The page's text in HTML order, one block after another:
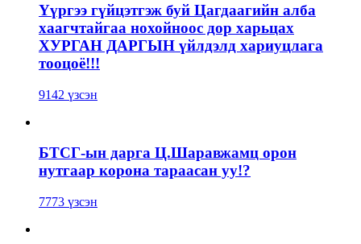
Үүргээ гүйцэтгэж буй Цагдаагийн алба
хаагчтайгаа нохойноос дор харьцах
ХУРГАН ДАРГЫН үйлдэлд хариуцлага
тооцоё!!!
9142 үзсэн
БТСГ-ын дарга Ц.Шаравжамц орон
нутгаар корона тараасан уу!?
7773 үзсэн